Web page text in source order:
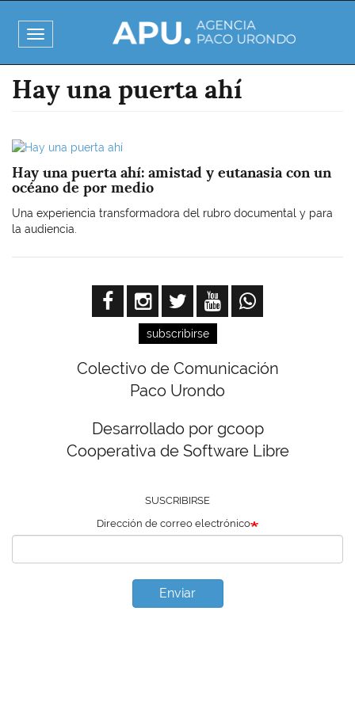
al
contenido
principal
Toggle
navigation
Hay una puerta ahí
Imagen
Hay una puerta ahí: amistad y eutanasia con un
océano de por medio
Una experiencia transformadora del rubro documental y para
la audiencia.
subscribirse
Colectivo de Comunicación
Paco Urondo
Desarrollado por gcoop
Cooperativa de Software Libre
SUSCRIBIRSE
Dirección de correo electrónico
Enviar